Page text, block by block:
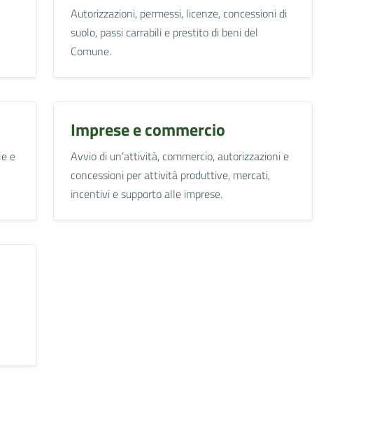
Autorizzazioni, permessi, licenze, concessioni di
suolo, passi carrabili e prestito di beni del
Comune.
e
Imprese e commercio
Avvio di un’attività, commercio, autorizzazioni e
concessioni per attività produttive, mercati,
incentivi e supporto alle imprese.